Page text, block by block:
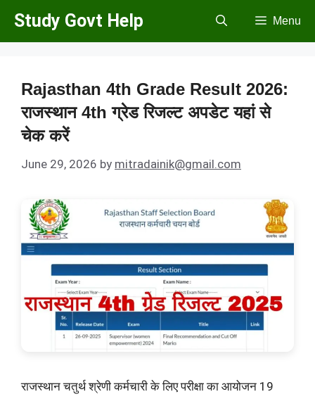
Skip
Study Govt Help Menu
Rajasthan 4th Grade Result 2026:
राजस्थान 4th ग्रेड रिजल्ट अपडेट यहां से
चेक करें
June 29, 2026 by mitradainik@gmail.com
राजस्थान चतुर्थ श्रेणी कर्मचारी के लिए परीक्षा का आयोजन 19